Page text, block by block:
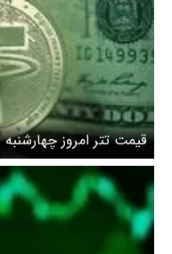
قیمت تتر امروز چهارشنبه ۲۳ اردیبهشت 1405/کاهش قیمت